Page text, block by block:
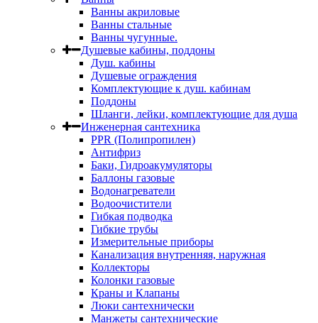
Ванны акриловые
Ванны стальные
Ванны чугунные.
Душевые кабины, поддоны
Душ. кабины
Душевые ограждения
Комплектующие к душ. кабинам
Поддоны
Шланги, лейки, комплектующие для душа
Инженерная сантехника
PPR (Полипропилен)
Антифриз
Баки, Гидроакумуляторы
Баллоны газовые
Водонагреватели
Водоочистители
Гибкая подводка
Гибкие трубы
Измерительные приборы
Канализация внутренняя, наружная
Коллекторы
Колонки газовые
Краны и Клапаны
Люки сантехнически
Манжеты сантехнические